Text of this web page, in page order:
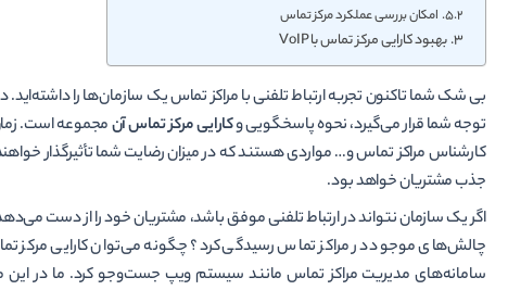
امکان بررسی عملکرد مرکز تماس
بهبود کارایی مرکز تماس با VoIP
بی شک شما تاکنون تجربه ارتباط تلفنی با مراکز تماس یک سازمان‌ها را
توجه شما قرار می‌گیرد، نحوه پاسخگویی وکارایی مرکز تماس آنمجموعه است.
کارشناس مراکز تماس و… مواردی هستند که در میزان رضایت شما تأثیرگذار
جذب مشتریان خواهد بود.
اگر یک سازمان نتواند در ارتباط تلفنی موفق باشد، مشتریان خود را از دست
چالش‌های موجود در مراکز تماس رسیدگی کرد؟ چگونه می‌توان کارایی مرکز
سامانه‌های مدیریت مراکز تماس مانند سیستم ویپ جست‌و‌جو کرد. ما در